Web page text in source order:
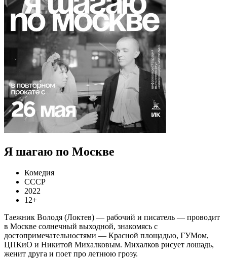
Я шагаю по Москве
Комедия
СССР
2022
12+
Таежник Володя (Локтев) — рабочий и писатель — проводит
в Москве солнечный выходной, знакомясь с
достопримечательностями — Красной площадью, ГУМом,
ЦПКиО и Никитой Михалковым. Михалков рисует лошадь,
женит друга и поет про летнюю грозу.